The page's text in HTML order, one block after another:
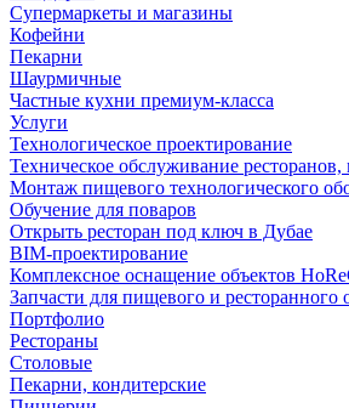
Супермаркеты и магазины
Кофейни
Пекарни
Шаурмичные
Частные кухни премиум-класса
Услуги
Технологическое проектирование
Техническое обслуживание ресторанов,
Монтаж пищевого технологического
Обучение для поваров
Открыть ресторан под ключ в Дубае
BIM-проектирование
Комплексное оснащение объектов
Запчасти для пищевого и ресторанного
Портфолио
Рестораны
Столовые
Пекарни, кондитерские